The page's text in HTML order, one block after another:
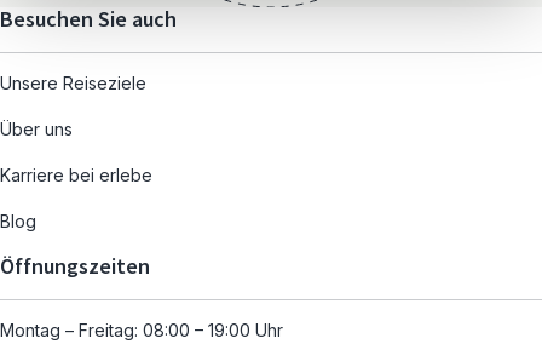
Besuchen Sie auch
Unsere Reiseziele
Über uns
Karriere bei erlebe
Blog
Öffnungszeiten
Montag – Freitag: 08:00 – 19:00 Uhr